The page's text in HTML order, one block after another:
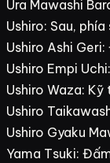
Ura Mawashi
Ushiro: Sau, phía
Ushiro Ashi
Ushiro Empi
Ushiro Waza:
Ushiro
Ushiro Gyaku
Yama Tsuki: